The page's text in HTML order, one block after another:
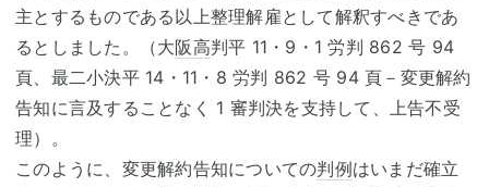
主とするものである以上整理解雇として解釈すべきであ
るとしました。（大阪高判平 11・9・1 労判 862 号 94
頁、最二小決平 14・11・8 労判 862 号 94 頁－変更解約
告知に言及することなく 1 審判決を支持して、上告不受
理）。
このように、変更解約告知についての判例はいまだ確立